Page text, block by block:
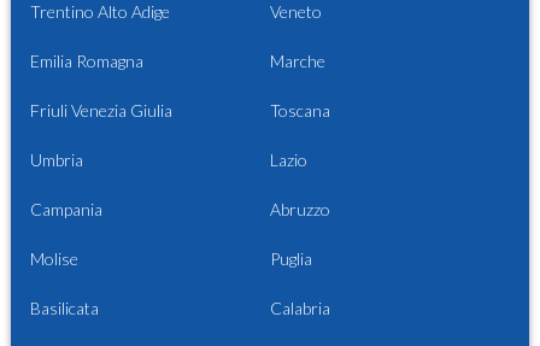
Trentino Alto Adige Veneto
Emilia Romagna Marche
Friuli Venezia Giulia Toscana
Umbria Lazio
Campania Abruzzo
Molise Puglia
Basilicata Calabria